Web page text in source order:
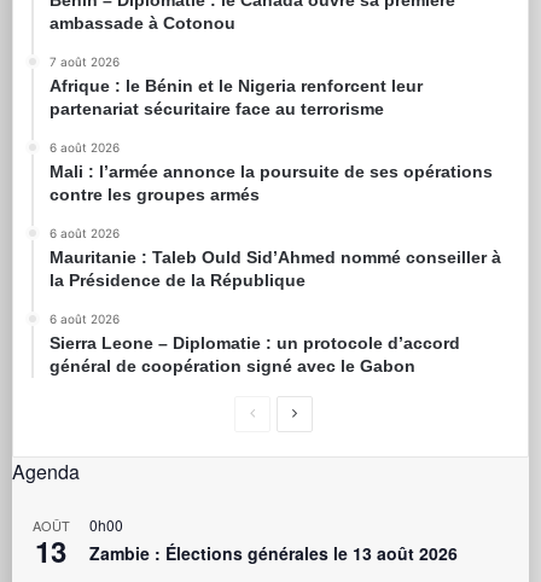
ambassade à Cotonou
7 août 2026
Afrique : le Bénin et le Nigeria renforcent leur
partenariat sécuritaire face au terrorisme
6 août 2026
Mali : l’armée annonce la poursuite de ses opérations
contre les groupes armés
6 août 2026
Mauritanie : Taleb Ould Sid’Ahmed nommé conseiller à
la Présidence de la République
6 août 2026
Sierra Leone – Diplomatie : un protocole d’accord
général de coopération signé avec le Gabon
Agenda
AOÛT
13
0h00
Zambie : Élections générales le 13 août 2026